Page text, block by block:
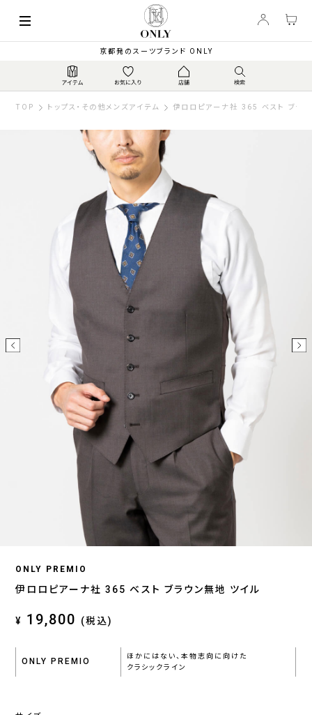
京都発のスーツブランド ONLY
TOP トップス・その他メンズアイテム 伊ロロピアーナ社 365 ベスト ブラ
ONLY PREMIO
伊ロロピアーナ社 365 ベスト ブラウン無地 ツイル
¥ 19,800 (税込)
ONLY PREMIO
ほかにはない、本物志向に向けた
クラシックライン